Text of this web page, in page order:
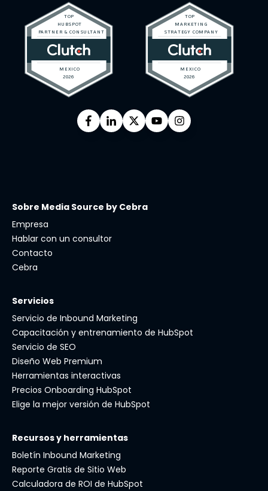
Sobre Media Source by Cebra
Empresa
Hablar con un consultor
Contacto
Cebra
Servicios
Servicio de Inbound Marketing
Capacitación y entrenamiento de HubSpot
Servicio de SEO
Diseño Web Premium
Herramientas interactivas
Precios Onboarding HubSpot
Elige la mejor versión de HubSpot
Recursos y herramientas
Boletín Inbound Marketing
Reporte Gratis de Sitio Web
Calculadora de ROI de HubSpot